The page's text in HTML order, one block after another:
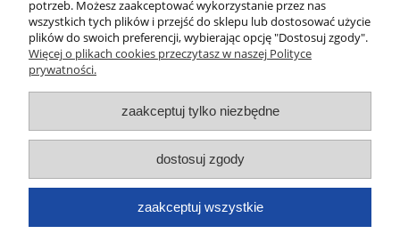
Płatności i dostawa
O nas
Dane kontaktowe
potrzeb. Możesz zaakceptować wykorzystanie przez nas
wszystkich tych plików i przejść do sklepu lub dostosować użycie
plików do swoich preferencji, wybierając opcję "Dostosuj zgody".
Więcej o plikach cookies przeczytasz w naszej Polityce
prywatności.
zaakceptuj tylko niezbędne
dostosuj zgody
zaakceptuj wszystkie